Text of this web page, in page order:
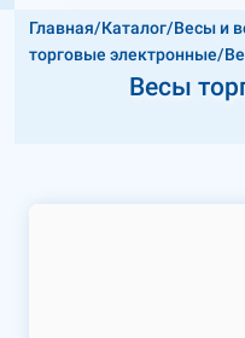
Главная/Каталог/Весы и
торговые электронные/
Весы